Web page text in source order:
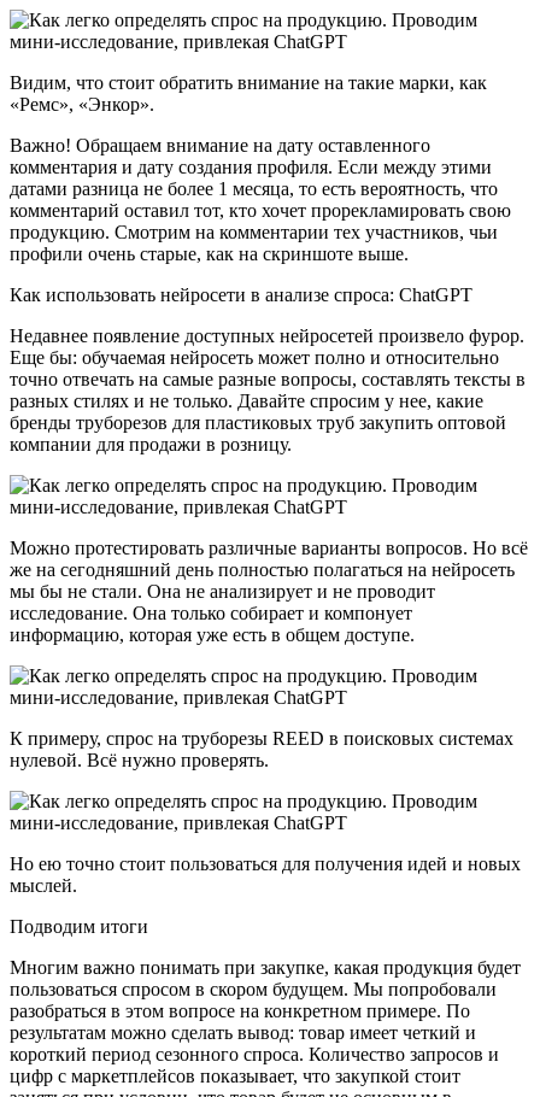
Видим, что стоит обратить внимание на такие марки, как
«Ремс», «Энкор».
Важно! Обращаем внимание на дату оставленного
комментария и дату создания профиля. Если между этими
датами разница не более 1 месяца, то есть вероятность, что
комментарий оставил тот, кто хочет прорекламировать свою
продукцию. Смотрим на комментарии тех участников, чьи
профили очень старые, как на скриншоте выше.
Как использовать нейросети в анализе спроса: ChatGPT
Недавнее появление доступных нейросетей произвело фурор.
Еще бы: обучаемая нейросеть может полно и относительно
точно отвечать на самые разные вопросы, составлять тексты в
разных стилях и не только. Давайте спросим у нее, какие
бренды труборезов для пластиковых труб закупить оптовой
компании для продажи в розницу.
Можно протестировать различные варианты вопросов. Но всё
же на сегодняшний день полностью полагаться на нейросеть
мы бы не стали. Она не анализирует и не проводит
исследование. Она только собирает и компонует
информацию, которая уже есть в общем доступе.
К примеру, спрос на труборезы REED в поисковых системах
нулевой. Всё нужно проверять.
Но ею точно стоит пользоваться для получения идей и новых
мыслей.
Подводим итоги
Многим важно понимать при закупке, какая продукция будет
пользоваться спросом в скором будущем. Мы попробовали
разобраться в этом вопросе на конкретном примере. По
результатам можно сделать вывод: товар имеет четкий и
короткий период сезонного спроса. Количество запросов и
цифр с маркетплейсов показывает, что закупкой стоит